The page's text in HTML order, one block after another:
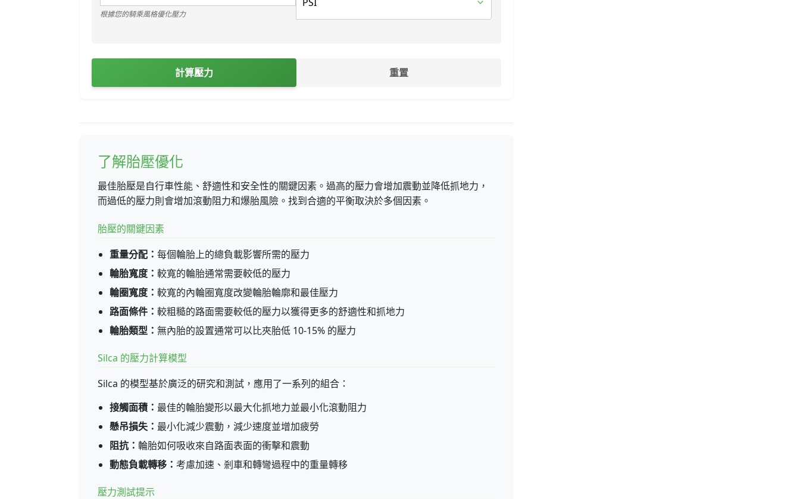
根據您的騎乘風格優化壓力
計算壓力 重置
了解胎壓優化
最佳胎壓是自行車性能、舒適性和安全性的關鍵因素。過高的壓力會增加震動並降低抓地力，
而過低的壓力則會增加滾動阻力和爆胎風險。找到合適的平衡取決於多個因素。
胎壓的關鍵因素
重量分配： 每個輪胎上的總負載影響所需的壓力
輪胎寬度： 較寬的輪胎通常需要較低的壓力
輪圈寬度： 較寬的內輪圈寬度改變輪胎輪廓和最佳壓力
路面條件： 較粗糙的路面需要較低的壓力以獲得更多的舒適性和抓地力
輪胎類型： 無內胎的設置通常可以比夾胎低 10-15% 的壓力
Silca 的壓力計算模型
Silca 的模型基於廣泛的研究和測試，應用了一系列的組合：
接觸面積： 最佳的輪胎變形以最大化抓地力並最小化滾動阻力
懸吊損失： 最小化減少震動，減少速度並增加疲勞
阻抗： 輪胎如何吸收來自路面表面的衝擊和震動
動態負載轉移： 考慮加速、剎車和轉彎過程中的重量轉移
壓力測試提示